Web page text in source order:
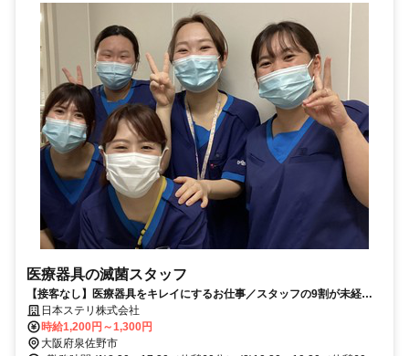
医療器具の滅菌スタッフ
【接客なし】医療器具をキレイにするお仕事／スタッフの9割が未経験
スタート◎勤務開始日の相談OK！
日本ステリ株式会社
時給1,200円～1,300円
大阪府泉佐野市